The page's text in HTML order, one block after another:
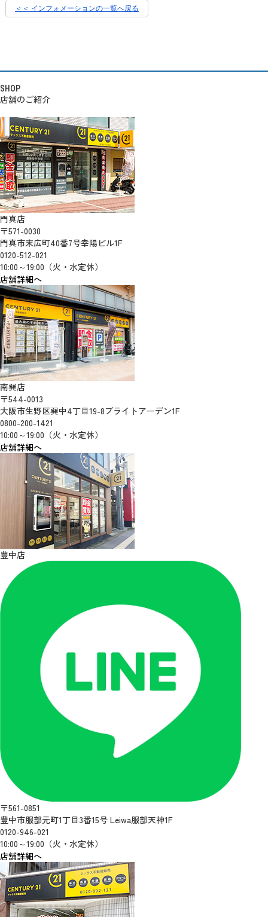
＜＜ インフォメーションの一覧へ戻る
SHOP
店舗のご紹介
門真店
〒571-0030
門真市末広町40番7号幸陽ビル1F
0120-512-021
10:00～19:00（火・水定休）
店舗詳細へ
南巽店
〒544-0013
大阪市生野区巽中4丁目19-8ブライトアーデン1F
0800-200-1421
10:00～19:00（火・水定休）
店舗詳細へ
豊中店
〒561-0851
豊中市服部元町1丁目3番15号 Leiwa服部天神1F
0120-946-021
10:00～19:00（火・水定休）
店舗詳細へ